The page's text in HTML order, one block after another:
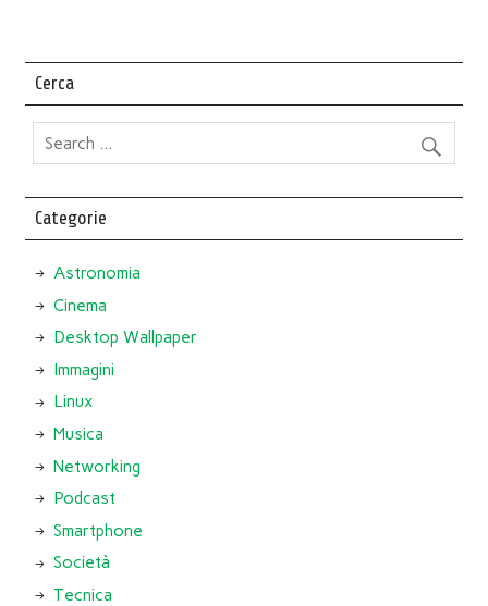
Cerca
Categorie
Astronomia
Cinema
Desktop Wallpaper
Immagini
Linux
Musica
Networking
Podcast
Smartphone
Società
Tecnica